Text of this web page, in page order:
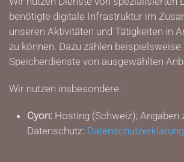
benötigte digitale Infrastruktur im
unseren Aktivitäten und Tätigkeiten in
zu können. Dazu zählen beispielsweise
Speicherdienste von ausgewählten
Wir nutzen insbesondere:
Cyon: Hosting (Schweiz); Angaben
Datenschutz: